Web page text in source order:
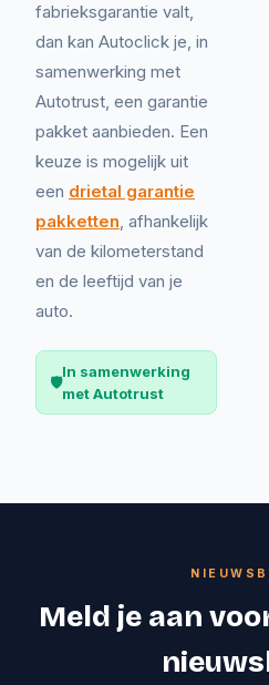
fabrieksgarantie valt,
dan kan Autoclick je, in
samenwerking met
Autotrust, een garantie
pakket aanbieden. Een
keuze is mogelijk uit
een drietal garantie
pakketten, afhankelijk
van de kilometerstand
en de leeftijd van je
auto.
🛡️
In samenwerking
met Autotrust
Meld je aan